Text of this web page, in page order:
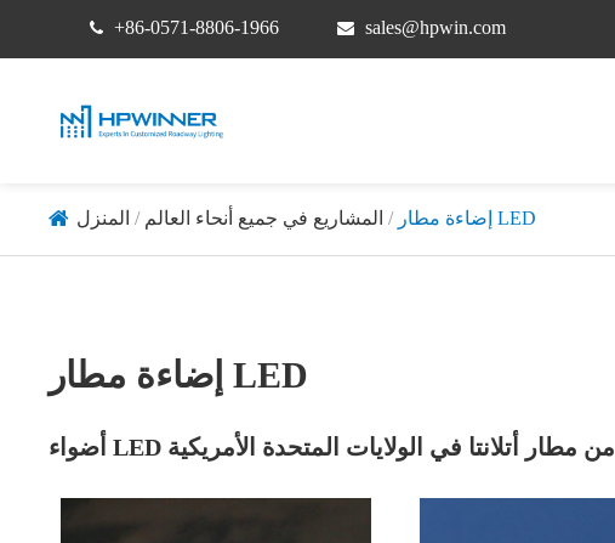
+86-0571-8806-1966 sales@hpwin.com
المنزل المشاريع في جميع أنحاء العالم إضاءة مطار LED
إضاءة مطار LED
أضواء LED من مطار أتلانتا في الولايات المتحدة الأمريكية